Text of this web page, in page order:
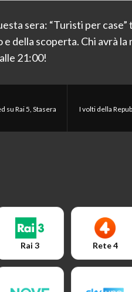
sera: “Turisti per
della scoperta. Chi avrà la
21:00!
su Rai 5, Stasera
I volti della
Rai 3 Rete 4